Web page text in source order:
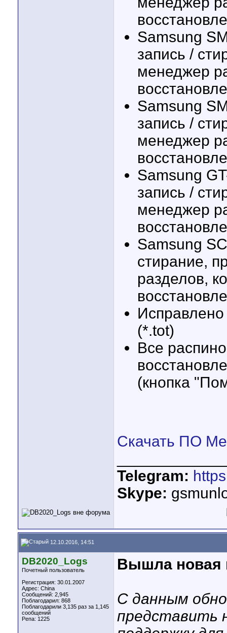
Samsung
запись /
менеджер
Samsung
запись /
менеджер
Samsung
запись /
менеджер
Samsung
стирание,
разделов,
(*.tot)
Все
(кнопка
Скачать ПО
Telegram:
Skype:
12.10.2016, 14:51
DB2020_Logs
Почетный пользователь
Регистрация: 30.01.2007
Адрес: China
Сообщений: 2,945
Поблагодарил: 868
Поблагодарили 3,135 раз за 1,145
сообщений
Репа: 1225
Вышла новая
C данным
представить